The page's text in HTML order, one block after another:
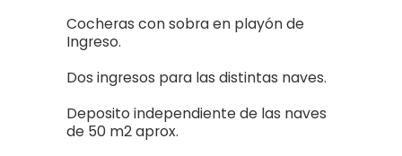
Cocheras con sobra en playón de
Ingreso.
Dos ingresos para las distintas naves.
Deposito independiente de las naves
de 50 m2 aprox.